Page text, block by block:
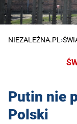
NIEZALEŻNA.PL ›
Putin nie
Polski